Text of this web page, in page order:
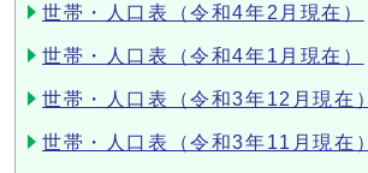
世帯・人口表（令和4年2月現在）
世帯・人口表（令和4年1月現在）
世帯・人口表（令和3年12月現在）
世帯・人口表（令和3年11月現在）